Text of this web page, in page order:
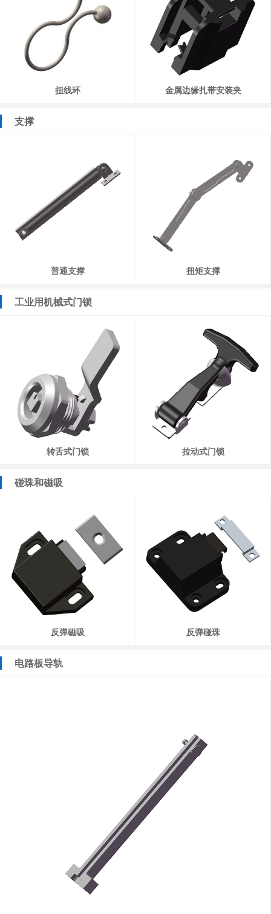
扭线环 金属边缘扎带安装夹
支撑
普通支撑 扭矩支撑
工业用机械式门锁
转舌式门锁 拉动式门锁
碰珠和磁吸
反弹磁吸 反弹碰珠
电路板导轨